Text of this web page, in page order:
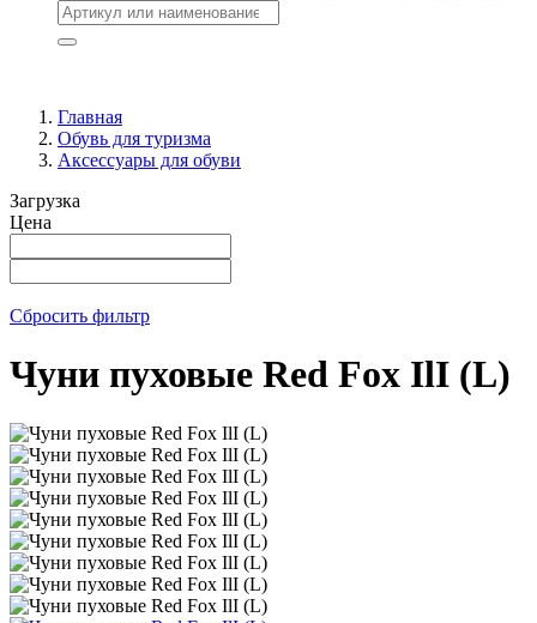
Главная
Обувь для туризма
Аксессуары для обуви
Загрузка
Цена
Сбросить фильтр
Чуни пуховые Red Fox IlI (L)